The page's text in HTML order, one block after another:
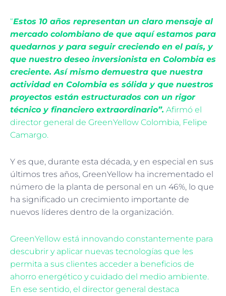
“Estos 10 años representan un claro mensaje al
mercado colombiano de que aquí estamos para
quedarnos y para seguir creciendo en el país, y
que nuestro deseo inversionista en Colombia es
creciente. Así mismo demuestra que nuestra
actividad en Colombia es sólida y que nuestros
proyectos están estructurados con un rigor
técnico y financiero extraordinario”. Afirmó el
director general de GreenYellow Colombia, Felipe
Camargo.
Y es que, durante esta década, y en especial en sus
últimos tres años, GreenYellow ha incrementado el
número de la planta de personal en un 46%, lo que
ha significado un crecimiento importante de
nuevos líderes dentro de la organización.
GreenYellow está innovando constantemente para
descubrir y aplicar nuevas tecnologías que les
permita a sus clientes acceder a beneficios de
ahorro energético y cuidado del medio ambiente.
En ese sentido, el director general destaca